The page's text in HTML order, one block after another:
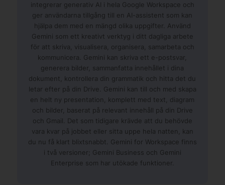
integrerar generativ AI i hela Google Workspace och
ger användarna tillgång till en AI-assistent som kan
hjälpa dem med en mängd olika uppgifter. Använd
Gemini som ett kreativt verktyg i ditt dagliga arbete
för att skriva, visualisera, organisera, samarbeta och
kommunicera. Gemini kan skriva ett e-postsvar,
generera bilder, sammanfatta innehållet i dina
dokument, kontrollera din grammatik och hitta det du
letar efter på din Drive. Gemini kan till och med skapa
en helt ny presentation, komplett med text, diagram
och bilder, baserat på relevant innehåll på din Drive
och Gmail. Det som tidigare krävde att du behövde
vara kvar på jobbet eller sitta uppe hela natten, kan
du nu få klart blixtsnabbt. Gemini for Workspace finns
i två versioner; Gemini Business och Gemini
Enterprise som har utökade funktioner.